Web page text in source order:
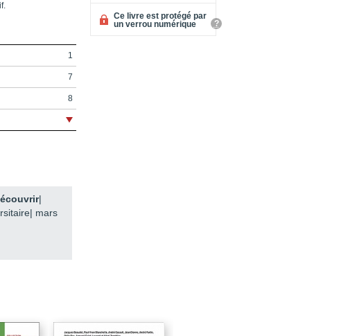
1
7
8
11
53
|
mars
Ce livre est protégé par
un verrou numérique
?